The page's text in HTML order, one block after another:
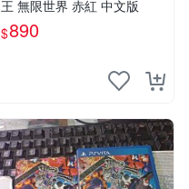
王 無限世界 赤紅 中文版
$890